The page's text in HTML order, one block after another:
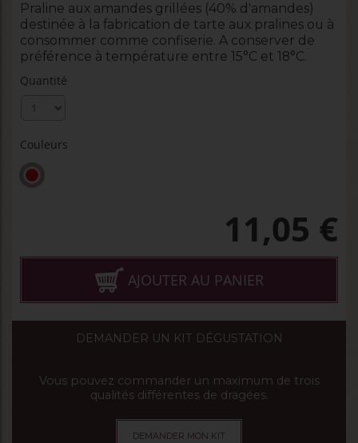
Praline aux amandes grillées (40% d'amandes)
destinée à la fabrication de tarte aux pralines ou à
consommer comme confiserie. A conserver de
préférence à température entre 15°C et 18°C.
Quantité
Couleurs
11,05 €
AJOUTER AU PANIER
DEMANDER UN KIT DÉGUSTATION
Vous pouvez commander un maximum de trois
qualités différentes de dragées.
DEMANDER MON KIT